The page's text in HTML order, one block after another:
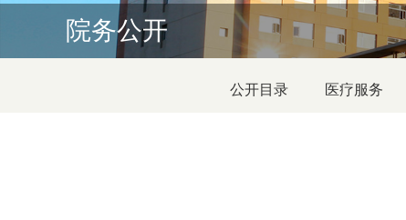
院务公开
公开目录 医疗服务